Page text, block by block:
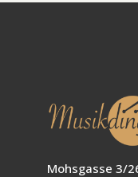
Mohsgasse 3/